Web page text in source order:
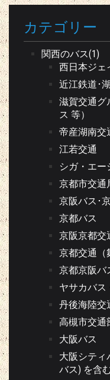
カテゴリー
関西のバス(1)
西日本ジェ
近江鉄道･
滋賀交通グ
ス 等）
帝産湖南交
江若交通
シガ・エー
京都市交通
京阪バス･
京都バス
京阪京都交
京都交通（
京都京阪バ
ヤサカバス
丹後海陸交
高槻市交通
大阪バス
大阪シティ
バス) を含む